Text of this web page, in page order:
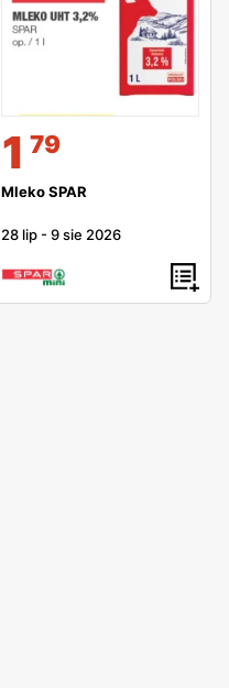
1 79
Mleko SPAR
28 lip -9 sie 2026